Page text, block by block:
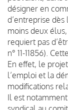
désigner en
d’entreprise
moins deux
requiert pas
n° 11-11856).
En effet, le
l’emploi et la
modifications
Il est